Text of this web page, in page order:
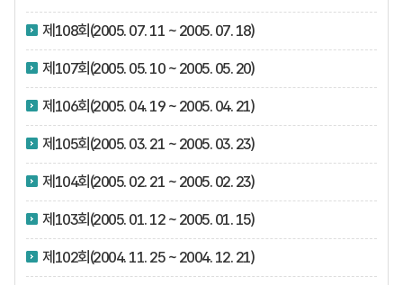
제108회(2005. 07. 11 ~ 2005. 07. 18)
제107회(2005. 05. 10 ~ 2005. 05. 20)
제106회(2005. 04. 19 ~ 2005. 04. 21)
제105회(2005. 03. 21 ~ 2005. 03. 23)
제104회(2005. 02. 21 ~ 2005. 02. 23)
제103회(2005. 01. 12 ~ 2005. 01. 15)
제102회(2004. 11. 25 ~ 2004. 12. 21)